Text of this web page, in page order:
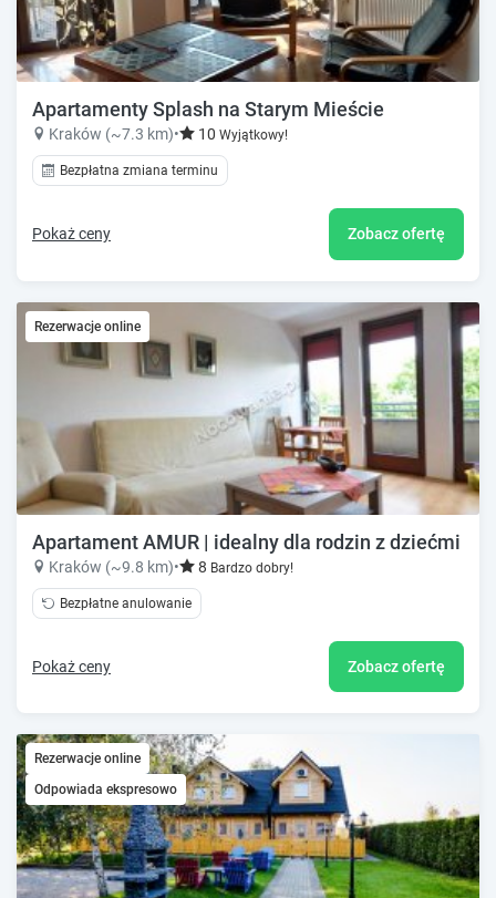
Apartamenty Splash na Starym Mieście
Kraków (~7.3 km)• 10 Wyjątkowy!
Bezpłatna zmiana terminu
Pokaż ceny Zobacz ofertę
Rezerwacje online
Apartament AMUR | idealny dla rodzin z dziećmi
Kraków (~9.8 km)• 8 Bardzo dobry!
Bezpłatne anulowanie
Pokaż ceny Zobacz ofertę
Rezerwacje online
Odpowiada ekspresowo